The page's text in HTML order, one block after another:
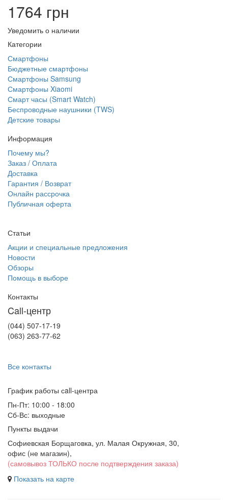
1764 грн
Уведомить о наличии
Категории
Смартфоны
Бюджетные смартфоны
Смартфоны Samsung
Смартфоны Xiaomi
Смарт часы (Smart Watch)
Беспроводные наушники (TWS)
Детские товары
Информация
Почему мы?
Заказ / Оплата
Доставка
Гарантия / Возврат
Онлайн рассрочка
Публичная оферта
Статьи
Акции и специальные предложения
Новости
Обзоры
Помощь в выборе
Контакты
Call-центр
(044) 507-17-19
(063) 263-77-62
Все контакты
График работы сall-центра
Пн-Пт: 10:00 - 18:00
Сб-Вс: выходные
Пункты выдачи
Софиевская Борщаговка, ул. Малая Окружная, 30,
офис (не магазин),
(самовывоз ТОЛЬКО после подтверждения заказа)
Показать на карте